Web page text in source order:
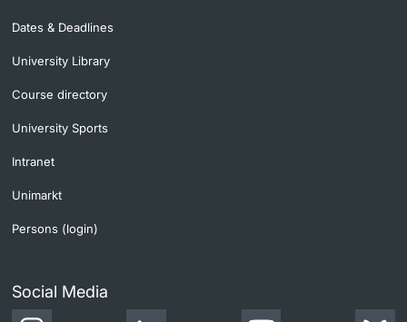
Dates & Deadlines
University Library
Course directory
University Sports
Intranet
Unimarkt
Persons (login)
Social Media